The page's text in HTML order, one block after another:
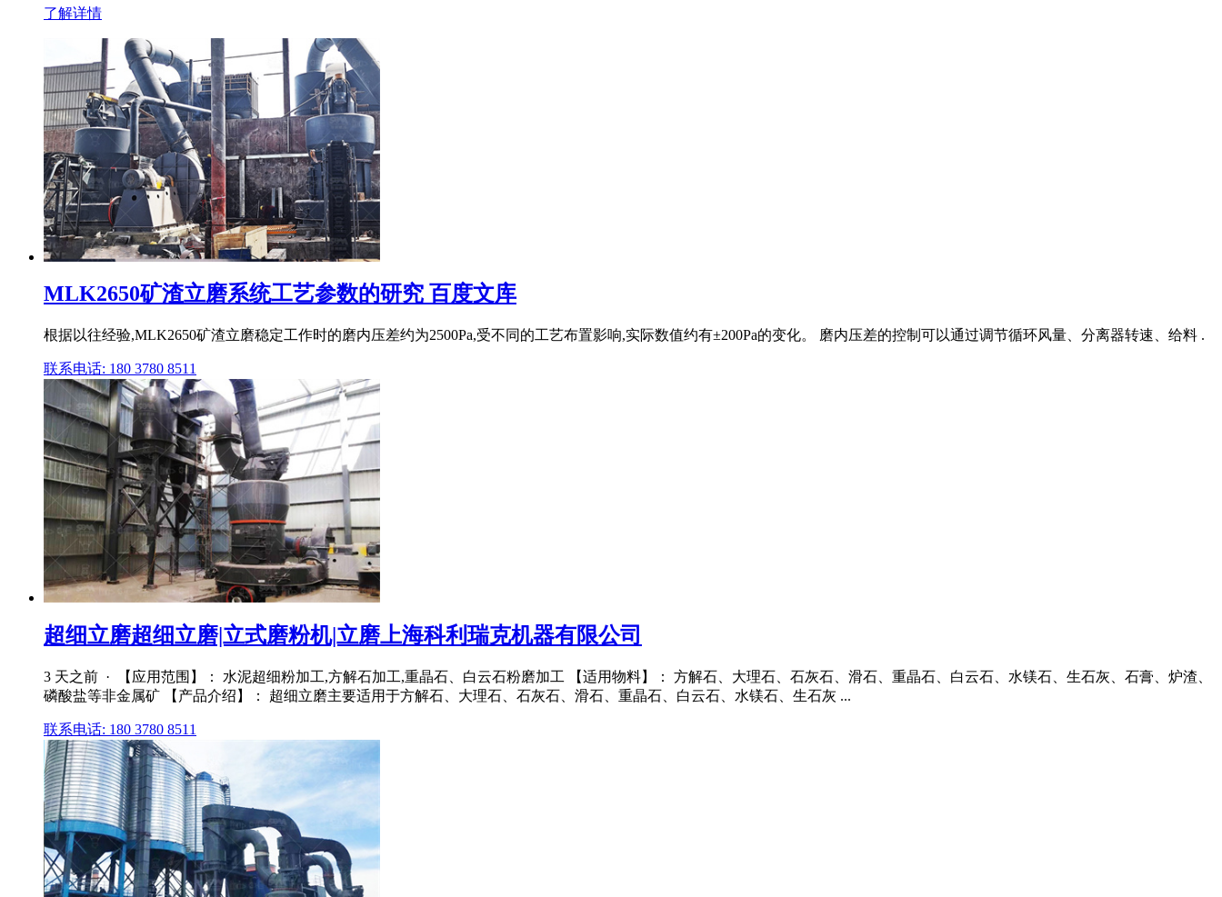
了解详情
MLK2650矿渣立磨系统工艺参数的研究 百度文库
根据以往经验,MLK2650矿渣立磨稳定工作时的磨内压差约为2500Pa,受不同的工艺布置影响,实际数值约有±200Pa的变化。 磨内压差的控制可以通过调节循环风量、分离器转速、给料 .
联系电话: 180 3780 8511
超细立磨超细立磨|立式磨粉机|立磨上海科利瑞克机器有限公司
3 天之前 · 【应用范围】： 水泥超细粉加工,方解石加工,重晶石、白云石粉磨加工 【适用物料】： 方解石、大理石、石灰石、滑石、重晶石、白云石、水镁石、生石灰、石膏、炉渣、
磷酸盐等非金属矿 【产品介绍】： 超细立磨主要适用于方解石、大理石、石灰石、滑石、重晶石、白云石、水镁石、生石灰 ...
联系电话: 180 3780 8511